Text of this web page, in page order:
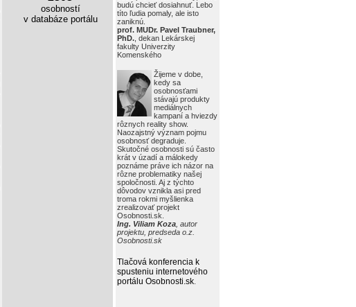
budú chcieť dosiahnuť. Lebo
títo ľudia pomaly, ale isto
zaniknú.
prof. MUDr. Pavel Traubner,
PhD. , dekan Lekárskej
fakulty Univerzity
Komenského
Žijeme v dobe,
kedy sa
osobnosťami
stávajú produkty
mediálnych
kampaní a hviezdy
rôznych reality show.
Naozajstný význam pojmu
osobnosť degraduje.
Skutočné osobnosti sú často
krát v úzadí a málokedy
poznáme práve ich názor na
rôzne problematiky našej
spoločnosti. Aj z týchto
dôvodov vznikla asi pred
troma rokmi myšlienka
zrealizovať projekt
Osobnosti.sk.
Ing. Viliam Koza , autor
projektu, predseda o.z.
Osobnosti.sk
Tlačová konferencia k
spusteniu internetového
portálu Osobnosti.sk
osobností
v databáze portálu